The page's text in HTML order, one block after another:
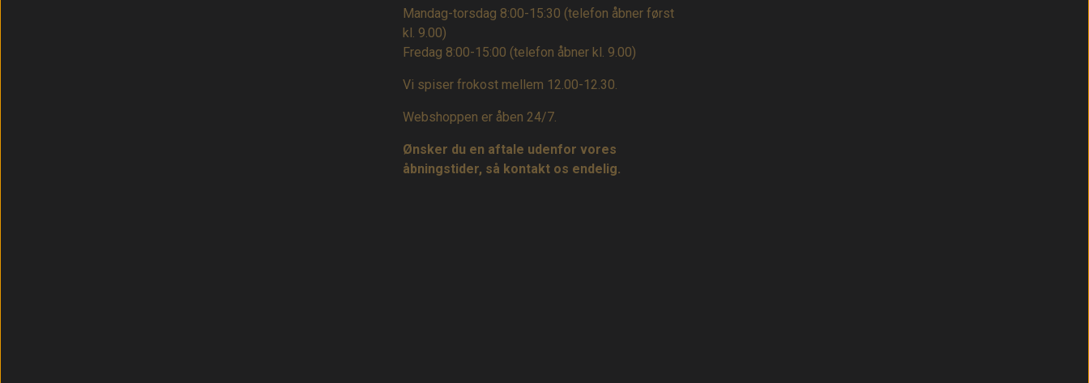
Mandag-torsdag 8:00-15:30 (telefon åbner først
kl. 9.00)
Fredag 8:00-15:00 (telefon åbner kl. 9.00)
Vi spiser frokost mellem 12.00-12.30.
Webshoppen er åben 24/7.
Ønsker du en aftale udenfor vores
åbningstider, så kontakt os endelig.